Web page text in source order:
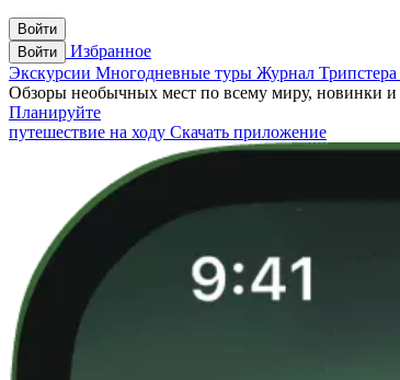
Войти
Войти
Избранное
Экскурсии Многодневные туры Журнал Трипстера
Обзоры необычных мест по всему миру, новинки и
Планируйте
путешествие на ходу Скачать приложение